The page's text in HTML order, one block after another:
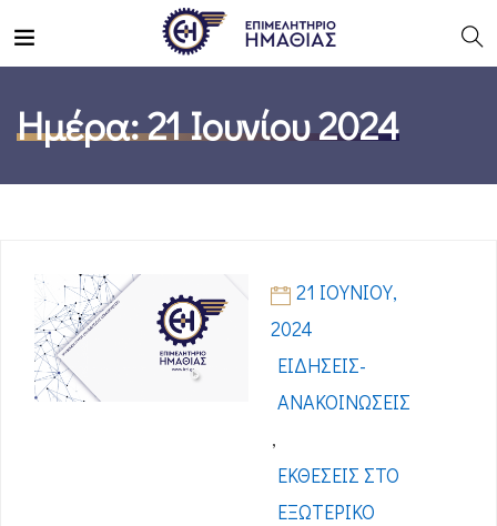
Ημέρα:21 Ιουνίου 2024
21 ΙΟΥΝΊΟΥ,
2024
ΕΙΔΉΣΕΙΣ-
ΑΝΑΚΟΙΝΏΣΕΙΣ
,
ΕΚΘΈΣΕΙΣ ΣΤΟ
ΕΞΩΤΕΡΙΚΌ